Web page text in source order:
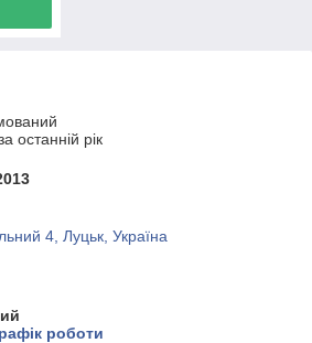
останній рік
4, Луцьк, Україна
роботи